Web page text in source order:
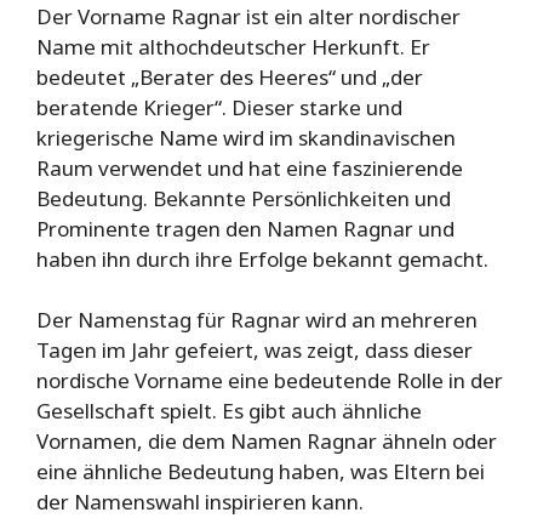
Der Vorname Ragnar ist ein alter nordischer
Name mit althochdeutscher Herkunft. Er
bedeutet „Berater des Heeres“ und „der
beratende Krieger“. Dieser starke und
kriegerische Name wird im skandinavischen
Raum verwendet und hat eine faszinierende
Bedeutung. Bekannte Persönlichkeiten und
Prominente tragen den Namen Ragnar und
haben ihn durch ihre Erfolge bekannt gemacht.
Der Namenstag für Ragnar wird an mehreren
Tagen im Jahr gefeiert, was zeigt, dass dieser
nordische Vorname eine bedeutende Rolle in der
Gesellschaft spielt. Es gibt auch ähnliche
Vornamen, die dem Namen Ragnar ähneln oder
eine ähnliche Bedeutung haben, was Eltern bei
der Namenswahl inspirieren kann.